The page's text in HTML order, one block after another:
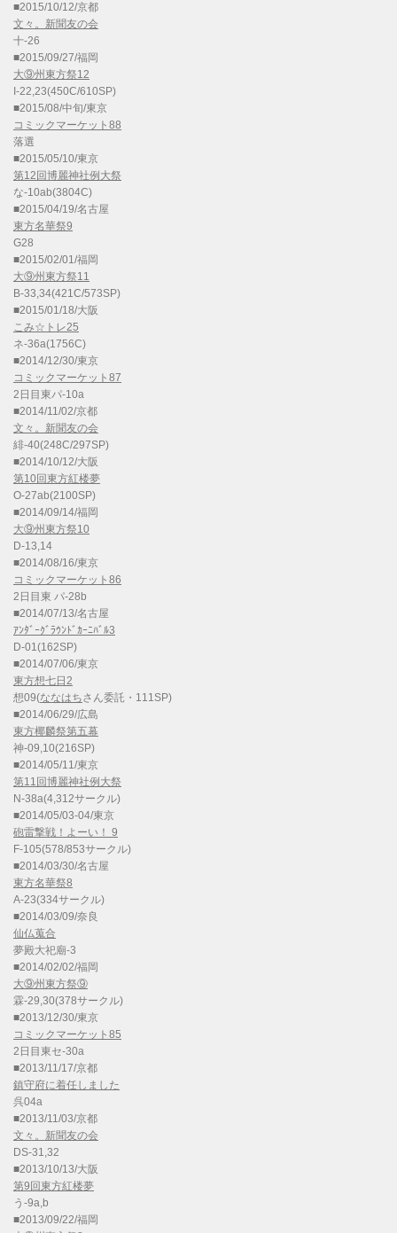
■2015/10/12/京都
文々。新聞友の会
十-26
■2015/09/27/福岡
大⑨州東方祭12
I-22,23(450C/610SP)
■2015/08/中旬/東京
コミックマーケット88
落選
■2015/05/10/東京
第12回博麗神社例大祭
な-10ab(3804C)
■2015/04/19/名古屋
東方名華祭9
G28
■2015/02/01/福岡
大⑨州東方祭11
B-33,34(421C/573SP)
■2015/01/18/大阪
こみ☆トレ25
ネ-36a(1756C)
■2014/12/30/東京
コミックマーケット87
2日目東パ-10a
■2014/11/02/京都
文々。新聞友の会
緋-40(248C/297SP)
■2014/10/12/大阪
第10回東方紅楼夢
O-27ab(2100SP)
■2014/09/14/福岡
大⑨州東方祭10
D-13,14
■2014/08/16/東京
コミックマーケット86
2日目東 パ-28b
■2014/07/13/名古屋
ｱﾝﾀﾞｰｸﾞﾗｳﾝﾄﾞｶｰﾆﾊﾞﾙ3
D-01(162SP)
■2014/07/06/東京
東方想七日2
想09(ななはちさん委託・111SP)
■2014/06/29/広島
東方椰麟祭第五幕
神-09,10(216SP)
■2014/05/11/東京
第11回博麗神社例大祭
N-38a(4,312サークル)
■2014/05/03-04/東京
砲雷撃戦！よーい！ 9
F-105(578/853サークル)
■2014/03/30/名古屋
東方名華祭8
A-23(334サークル)
■2014/03/09/奈良
仙仏蒐合
夢殿大祀廟-3
■2014/02/02/福岡
大⑨州東方祭⑨
霖-29,30(378サークル)
■2013/12/30/東京
コミックマーケット85
2日目東セ-30a
■2013/11/17/京都
鎮守府に着任しました
呉04a
■2013/11/03/京都
文々。新聞友の会
DS-31,32
■2013/10/13/大阪
第9回東方紅楼夢
う-9a,b
■2013/09/22/福岡